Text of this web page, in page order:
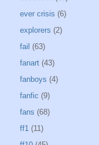
ever crisis (6)
explorers (2)
fail (63)
fanart (43)
fanboys (4)
fanfic (9)
fans (68)
ff1 (11)